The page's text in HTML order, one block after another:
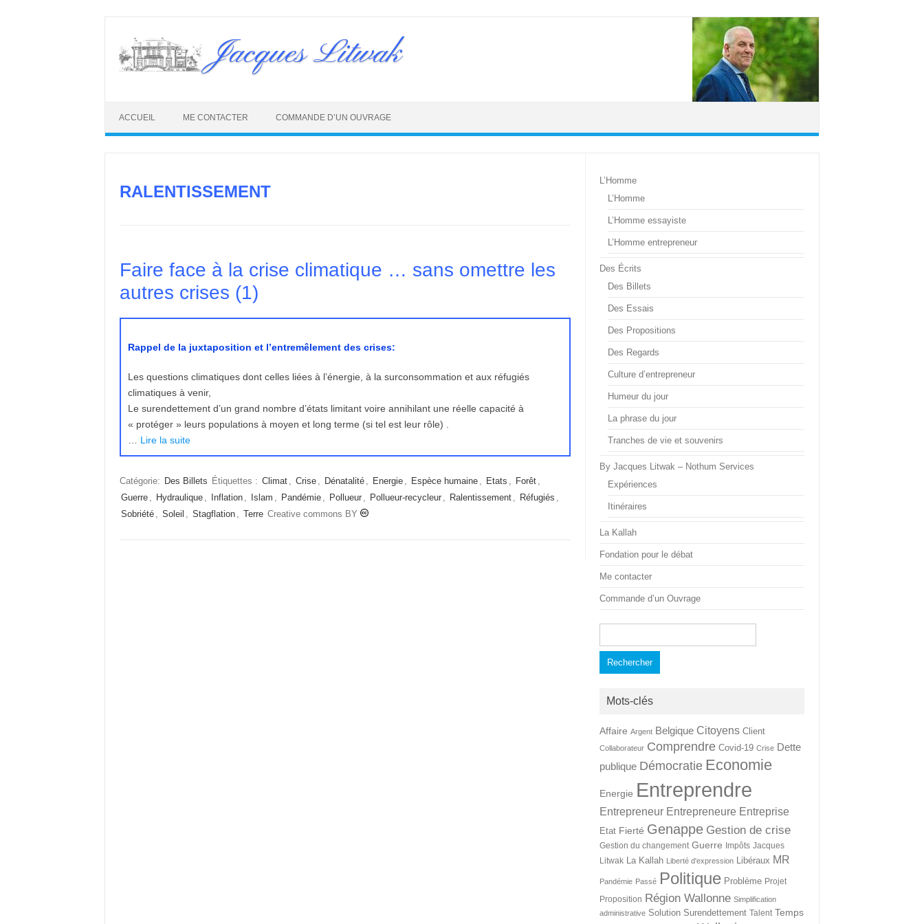
content
Jacques Litwak
ACCUEIL ME CONTACTER COMMANDE D’UN OUVRAGE
RALENTISSEMENT
Faire face à la crise climatique … sans omettre les
autres crises (1)
Rappel de la juxtaposition et l’entremêlement des crises:
Les questions climatiques dont celles liées à l’énergie, à la surconsommation et aux réfugiés
climatiques à venir,
Le surendettement d’un grand nombre d’états limitant voire annihilant une réelle capacité à
« protéger » leurs populations à moyen et long terme (si tel est leur rôle) .
Lire la suite
Catégorie: Des Billets Étiquettes : Climat , Crise , Dénatalité , Energie , Espèce humaine , Etats , Forêt ,
Guerre , Hydraulique , Inflation , Islam , Pandémie , Pollueur , Pollueur-recycleur , Ralentissement , Réfugiés ,
Sobriété , Soleil , Stagflation , Terre Creative commons BY
L’Homme
L’Homme
L’Homme essayiste
L’Homme entrepreneur
Des Écrits
Des Billets
Des Essais
Des Propositions
Des Regards
Culture d’entrepreneur
Humeur du jour
La phrase du jour
Tranches de vie et souvenirs
By Jacques Litwak – Nothum Services
Expériences
Itinéraires
La Kallah
Fondation pour le débat
Me contacter
Commande d’un Ouvrage
Mots-clés
Affaire Argent Belgique Citoyens Client
Collaborateur Comprendre Covid-19 Crise Dette
publique Démocratie Economie
Energie Entreprendre
Entrepreneur Entrepreneure Entreprise
Etat Fierté Genappe Gestion de crise
Gestion du changement Guerre Impôts Jacques
Litwak La Kallah Liberté d'expression Libéraux MR
Pandémie Passé Politique Problème Projet
Proposition Région Wallonne Simplification
administrative Solution Surendettement Talent Temps